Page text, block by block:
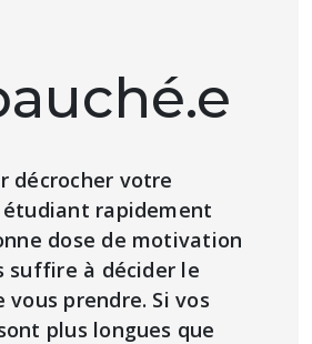
décrocher votre
rapidement
dose de motivation
suffire à décider le
vous prendre. Si vos
plus longues que